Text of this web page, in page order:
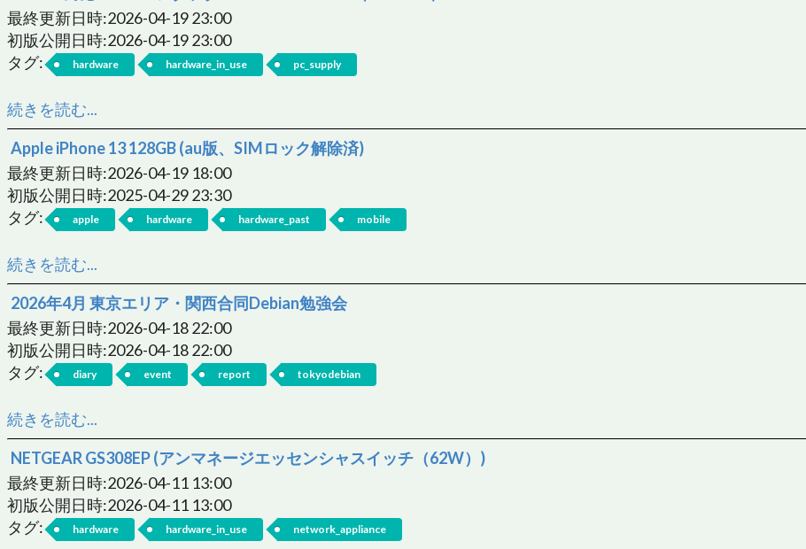
最終更新日時:2026-04-19 23:00
初版公開日時:2026-04-19 23:00
タグ:
hardware hardware_in_use pc_supply
続きを読む...
Apple iPhone 13 128GB (au版、SIMロック解除済)
最終更新日時:2026-04-19 18:00
初版公開日時:2025-04-29 23:30
タグ:
apple hardware hardware_past mobile
続きを読む...
2026年4月 東京エリア・関西合同Debian勉強会
最終更新日時:2026-04-18 22:00
初版公開日時:2026-04-18 22:00
タグ:
diary event report tokyodebian
続きを読む...
NETGEAR GS308EP (アンマネージエッセンシャスイッチ（62W）)
最終更新日時:2026-04-11 13:00
初版公開日時:2026-04-11 13:00
タグ:
hardware hardware_in_use network_appliance